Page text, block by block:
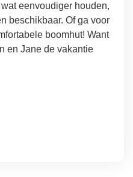
eenvoudiger houden,
beschikbaar. Of ga voor
boomhut! Want
en Jane de vakantie